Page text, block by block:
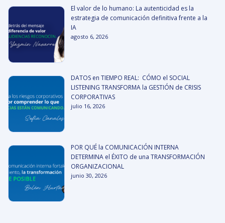
El valor de lo humano: La autenticidad es la
estrategia de comunicación definitiva frente a la
IA
agosto 6, 2026
DATOS en TIEMPO REAL: CÓMO el SOCIAL
LISTENING TRANSFORMA la GESTIÓN de CRISIS
CORPORATIVAS
julio 16, 2026
POR QUÉ la COMUNICACIÓN INTERNA
DETERMINA el ÉXITO de una TRANSFORMACIÓN
ORGANIZACIONAL
junio 30, 2026